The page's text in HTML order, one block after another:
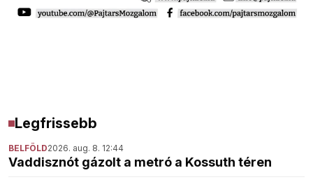
Legfrissebb
BELFÖLD2026. aug. 8. 12:44
Vaddisznót gázolt a metró a Kossuth téren